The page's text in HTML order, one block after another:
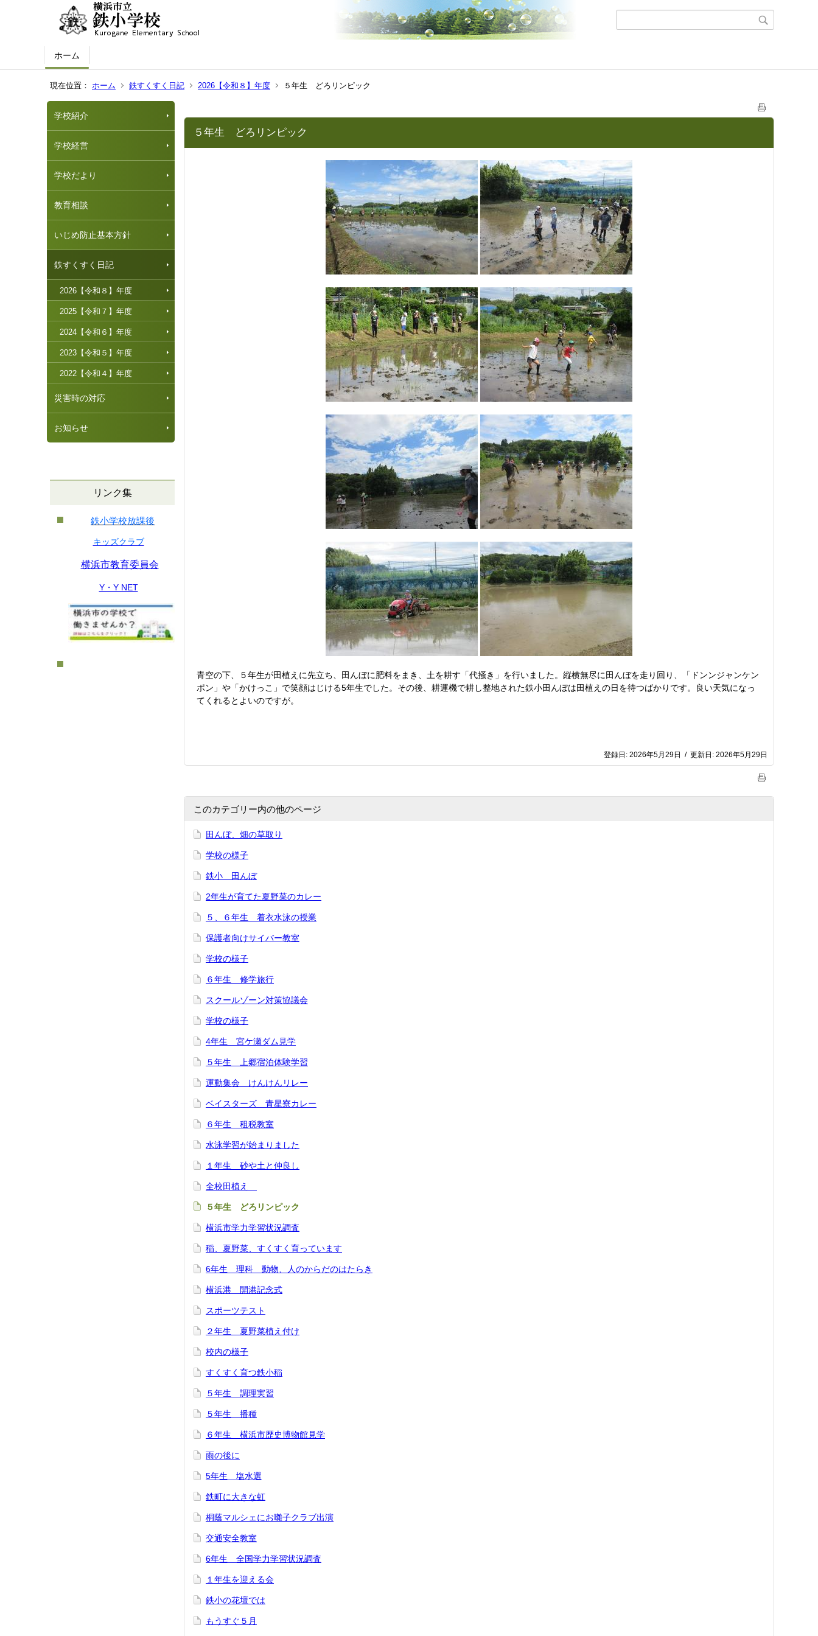
ホーム
現在位置： ホーム 鉄すくすく日記 2026【令和８】年度 ５年生 どろリンピック
学校紹介
学校経営
学校だより
教育相談
いじめ防止基本方針
鉄すくすく日記
2026【令和８】年度
2025【令和７】年度
2024【令和６】年度
2023【令和５】年度
2022【令和４】年度
災害時の対応
お知らせ
リンク集
鉄小学校放課後
キッズクラブ
横浜市教育委員会
Y・Y NET
５年生 どろリンピック
青空の下、５年生が田植えに先立ち、田んぼに肥料をまき、土を耕す「代掻き」を行いました。縦横無尽に田んぼを走り回り、「ドンンジャンケン
ポン」や「かけっこ」で笑顔はじける5年生でした。その後、耕運機で耕し整地された鉄小田んぼは田植えの日を待つばかりです。良い天気になっ
てくれるとよいのですが。
登録日: 2026年5月29日 / 更新日: 2026年5月29日
このカテゴリー内の他のページ
田んぼ、畑の草取り
学校の様子
鉄小 田んぼ
2年生が育てた夏野菜のカレー
５、６年生 着衣水泳の授業
保護者向けサイバー教室
学校の様子
６年生 修学旅行
スクールゾーン対策協議会
学校の様子
4年生 宮ケ瀬ダム見学
５年生 上郷宿泊体験学習
運動集会 けんけんリレー
ベイスターズ 青星寮カレー
６年生 租税教室
水泳学習が始まりました
１年生 砂や土と仲良し
全校田植え
５年生 どろリンピック
横浜市学力学習状況調査
稲、夏野菜、すくすく育っています
6年生 理科 動物、人のからだのはたらき
横浜港 開港記念式
スポーツテスト
２年生 夏野菜植え付け
校内の様子
すくすく育つ鉄小稲
５年生 調理実習
５年生 播種
６年生 横浜市歴史博物館見学
雨の後に
5年生 塩水選
鉄町に大きな虹
桐蔭マルシェにお囃子クラブ出演
交通安全教室
6年生 全国学力学習状況調査
１年生を迎える会
鉄小の花壇では
もうすぐ５月